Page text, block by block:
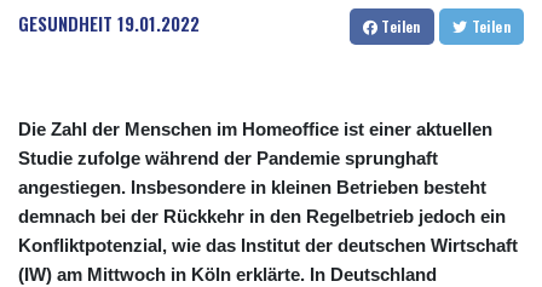
CRC 524.099988
DJF 204.817306
DKK 7.476217
DOP 67.193733
DZD 153.365094
EGP 57.264782
ERN 17.287064
GESUNDHEIT 19.01.2022 Teilen Teilen
Die Zahl der Menschen im Homeoffice ist einer aktuellen
Studie zufolge während der Pandemie sprunghaft
angestiegen. Insbesondere in kleinen Betrieben besteht
demnach bei der Rückkehr in den Regelbetrieb jedoch ein
Konfliktpotenzial, wie das Institut der deutschen Wirtschaft
(IW) am Mittwoch in Köln erklärte. In Deutschland